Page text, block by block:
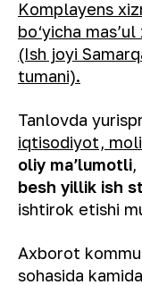
Komplayens
bo‘yicha
(Ish joyi
tumani).
Tanlovda
iqtisodiyot,
oliy maʼlumotli,
besh yillik ish
ishtirok etishi
Axborot
sohasida kamida